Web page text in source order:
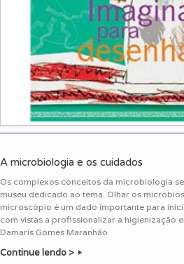
A microbiologia e os cuidados
Os complexos conceitos da microbiologia
museu dedicado ao tema. Olhar os
microscópio é um dado importante para
com vistas a profissionalizar a higienização
Damaris Gomes Maranhão
Continue lendo >